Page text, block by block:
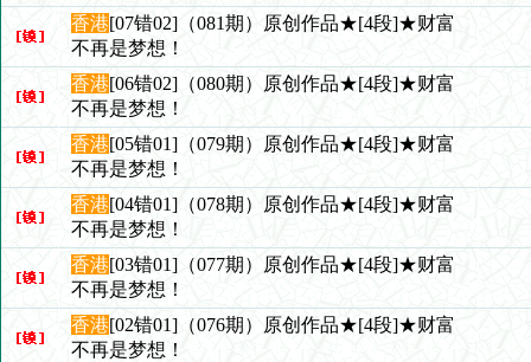
香港[07错02]（081期）原创作品★[4段]★财富
不再是梦想！
香港[06错02]（080期）原创作品★[4段]★财富
不再是梦想！
香港[05错01]（079期）原创作品★[4段]★财富
不再是梦想！
香港[04错01]（078期）原创作品★[4段]★财富
不再是梦想！
香港[03错01]（077期）原创作品★[4段]★财富
不再是梦想！
香港[02错01]（076期）原创作品★[4段]★财富
不再是梦想！